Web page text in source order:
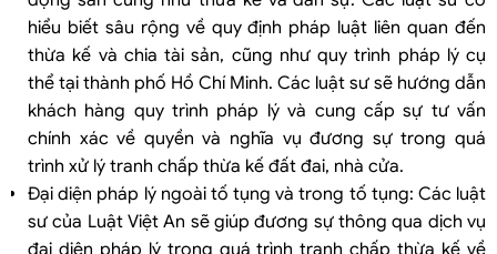
hiểu biết sâu rộng về quy định pháp luật liên quan đến
thừa kế và chia tài sản, cũng như quy trình pháp lý cụ
thể tại thành phố Hồ Chí Minh. Các luật sư sẽ hướng dẫn
khách hàng quy trình pháp lý và cung cấp sự tư vấn
chính xác về quyền và nghĩa vụ đương sự trong quá
trình xử lý tranh chấp thừa kế đất đai, nhà cửa.
Đại diện pháp lý ngoài tố tụng và trong tố tụng: Các luật
sư của Luật Việt An sẽ giúp đương sự thông qua dịch vụ
đại diện pháp lý trong quá trình tranh chấp thừa kế về